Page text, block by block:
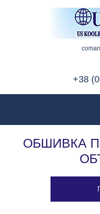
+38
ОБШИВКА